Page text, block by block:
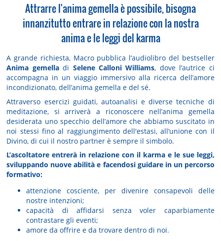
Attrarre l'anima gemella è possibile, bisogna
innanzitutto entrare in relazione con la nostra
anima e le leggi del karma
A grande richiesta, Macro pubblica l’audiolibro del bestseller
Anima gemelladi Selene Calloni Williams, dove l’autrice ci
accompagna in un viaggio immersivo alla ricerca dell’amore
incondizionato, dell’anima gemella e del sé.
Attraverso esercizi guidati, autoanalisi e diverse tecniche di
meditazione, si arriverà a riconoscere nell’anima gemella
desiderata uno specchio dell’amore che abbiamo suscitato in
noi stessi fino al raggiungimento dell'estasi, all’unione con il
Divino, di cui il nostro partner è sempre il simbolo.
L’ascoltatore entrerà in relazione con il karma e le sue leggi,
sviluppando nuove abilità e facendosi guidare in un percorso
formativo:
attenzione cosciente, per divenire consapevoli delle
nostre intenzioni;
capacità di affidarsi senza voler caparbiamente
contrastare gli eventi;
amore da offrire e da trovare dentro di noi.